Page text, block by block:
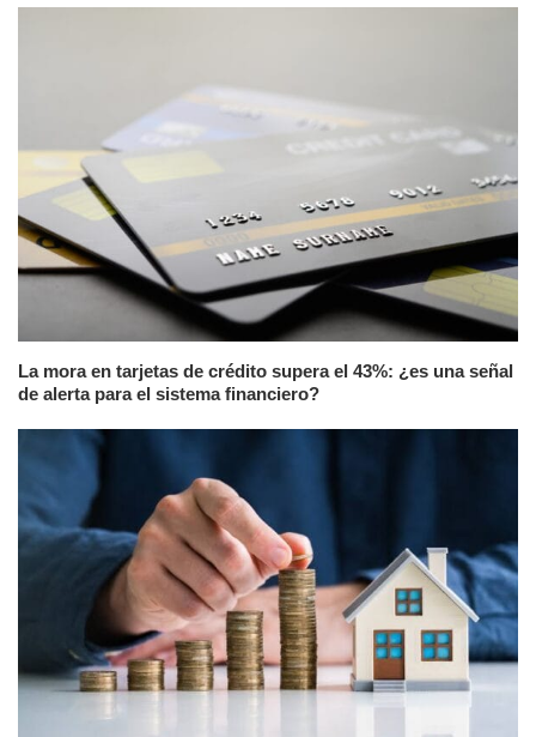
La mora en tarjetas de crédito supera el 43%: ¿es una señal
de alerta para el sistema financiero?